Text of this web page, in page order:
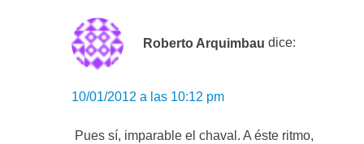
Roberto Arquimbau dice:
10/01/2012 a las 10:12 pm
Pues sí, imparable el chaval. A éste ritmo,